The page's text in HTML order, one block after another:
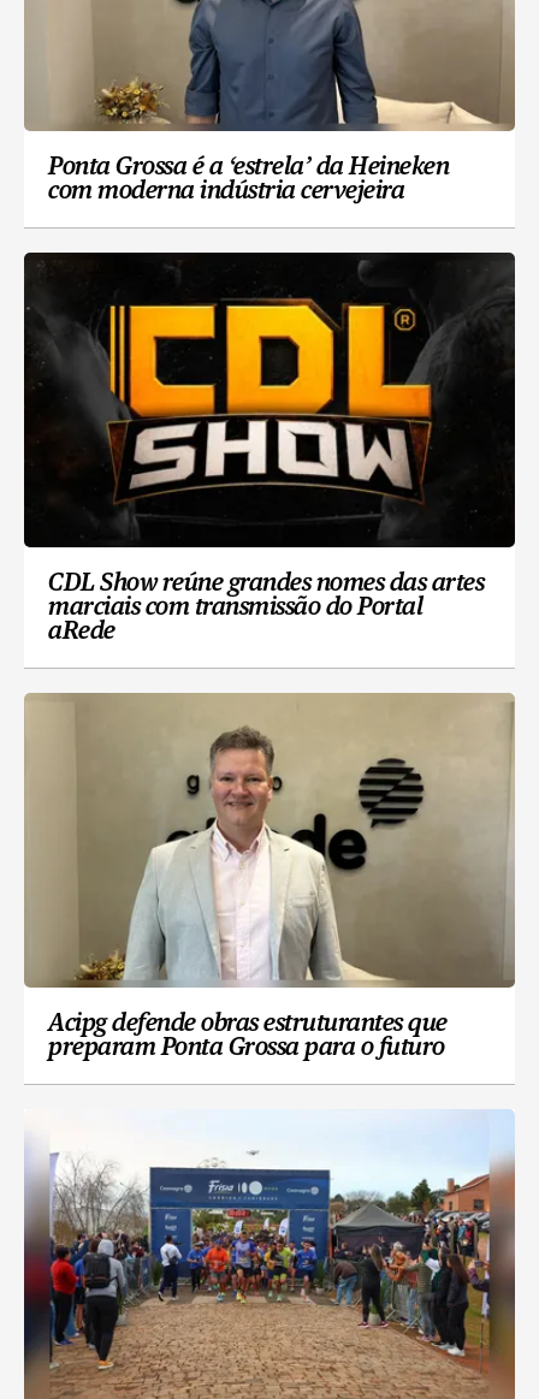
Ponta Grossa é a ‘estrela’ da Heineken
com moderna indústria cervejeira
CDL Show reúne grandes nomes das artes
marciais com transmissão do Portal
aRede
Acipg defende obras estruturantes que
preparam Ponta Grossa para o futuro